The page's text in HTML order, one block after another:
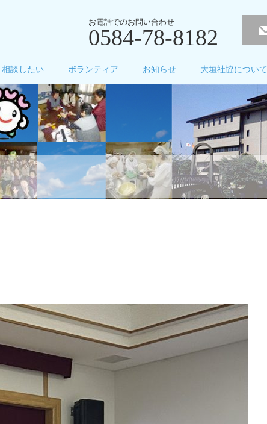
お電話でのお問い合わせ
0584-78-8182
相談したい ボランティア お知らせ 大垣社協について